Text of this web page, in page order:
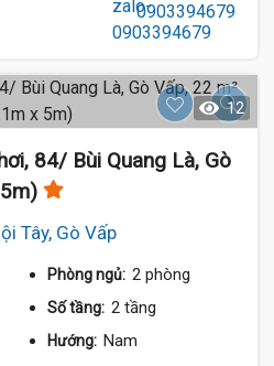
0903394679
12
84/ Bùi Quang Là, Gò
Tây, Gò Vấp
Phòng ngủ: 2 phòng
Số tầng: 2 tầng
Hướng: Nam